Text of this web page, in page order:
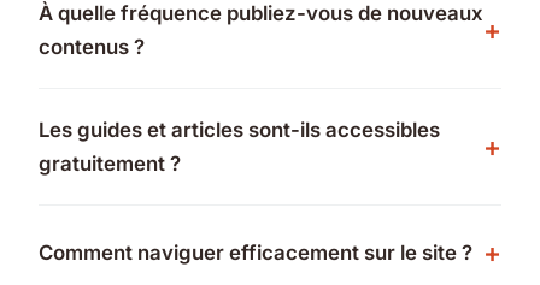
À quelle fréquence publiez-vous de nouveaux
contenus ?
Les guides et articles sont-ils accessibles
gratuitement ?
Comment naviguer efficacement sur le site ?